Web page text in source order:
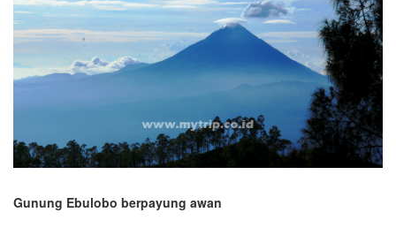
Gunung Ebulobo berpayung awan